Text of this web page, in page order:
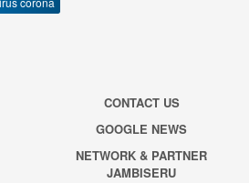
CONTACT US
GOOGLE NEWS
NETWORK & PARTNER
JAMBISERU